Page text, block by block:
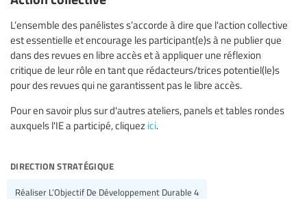
L’ensemble des panélistes s’accorde à dire que l'action collective
est essentielle et encourage les participant(e)s à ne publier que
dans des revues en libre accès et à appliquer une réflexion
critique de leur rôle en tant que rédacteurs/trices potentiel(le)s
pour des revues qui ne garantissent pas le libre accès.
Pour en savoir plus sur d'autres ateliers, panels et tables rondes
auxquels l'IE a participé, cliquez ici.
direction stratégique
Réaliser L’Objectif De Développement Durable 4